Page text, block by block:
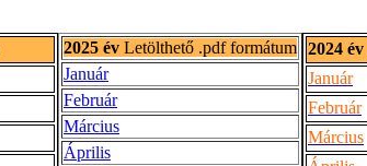
2025 év Letölthető .pdf formátum
Január
Február
Március
Április
2024 év
Január
Február
Március